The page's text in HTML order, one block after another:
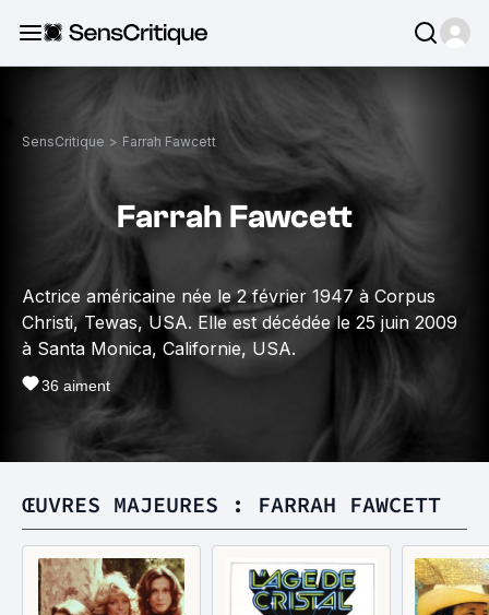
SensCritique > Farrah Fawcett
Farrah Fawcett
Actrice américaine née le 2 février 1947 à Corpus
Christi, Tewas, USA. Elle est décédée le 25 juin 2009
à Santa Monica, Californie, USA.
36 aiment
ŒUVRES MAJEURES : FARRAH FAWCETT